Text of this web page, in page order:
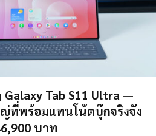
Galaxy Tab S11 Ultra —
ที่พร้อมแทนโน้ตบุ๊กจริงจัง
บาท